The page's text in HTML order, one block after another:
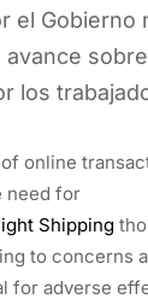
el Gobierno
avance
los
online
need for
Shipping
to concerns
for adverse